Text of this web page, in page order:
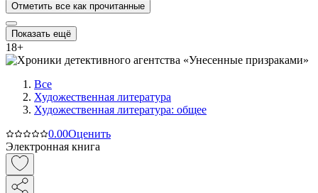
Отметить все как прочитанные
Показать ещё
18+
Все
Художественная литература
Художественная литература: общее
0.00Оценить
Электронная книга